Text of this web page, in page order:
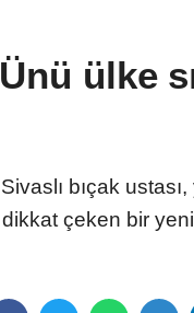
Ünü ülke
Sivaslı bıçak
dikkat çeken bir